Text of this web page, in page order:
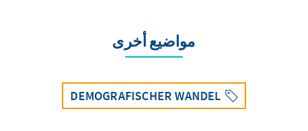
مواضيع أخرى
DEMOGRAFISCHER WANDEL